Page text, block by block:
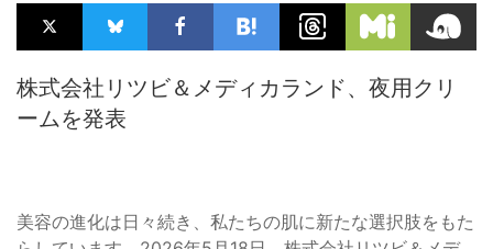
株式会社リツビ＆メディカランド、夜用クリ
ームを発表
美容の進化は日々続き、私たちの肌に新たな選択肢をもた